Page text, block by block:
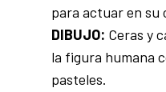
para actuar en su
DIBUJO: Ceras y
la figura humana
pasteles.